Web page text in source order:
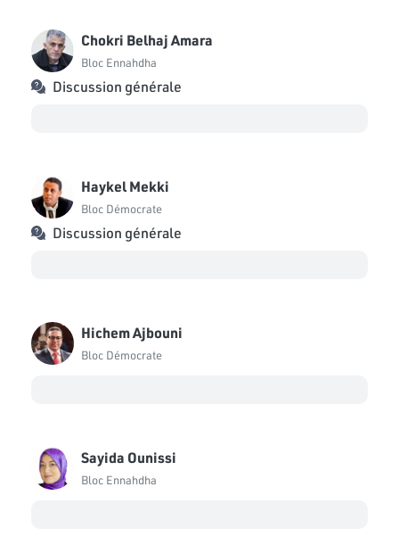
Chokri Belhaj Amara
Bloc Ennahdha
Discussion générale
Haykel Mekki
Bloc Démocrate
Discussion générale
Hichem Ajbouni
Bloc Démocrate
Sayida Ounissi
Bloc Ennahdha